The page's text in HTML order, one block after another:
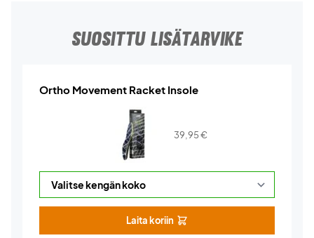
SUOSITTU LISÄTARVIKE
Ortho Movement Racket Insole
39,95€
Laita koriin